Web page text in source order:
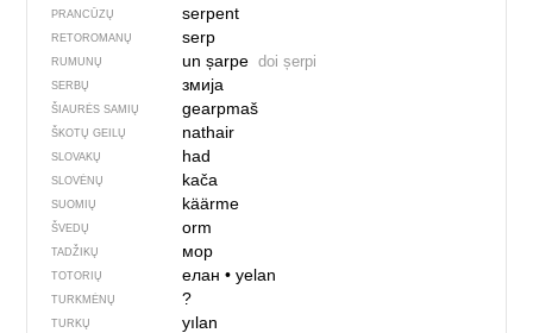
PRANCŪZŲ serpent
RETOROMANŲ serp
RUMUNŲ un șarpe doi șerpi
SERBŲ змија
ŠIAURĖS SAMIŲ gearpmaš
ŠKOTŲ GEILŲ nathair
SLOVAKŲ had
SLOVĖNŲ kača
SUOMIŲ käärme
ŠVEDŲ orm
TADŽIKŲ мор
TOTORIŲ елан• yelan
TURKMĖNŲ ?
TURKŲ yılan